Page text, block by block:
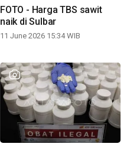
FOTO - Harga TBS sawit
naik di Sulbar
11 June 2026 15:34 WIB